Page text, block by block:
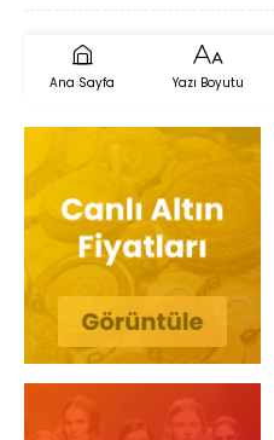
Ana Sayfa Yazı Boyutu